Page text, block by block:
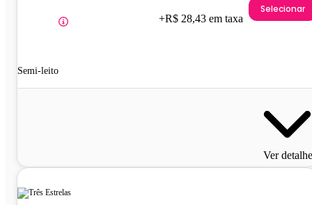
Semi-leito
+R$ 28,43 em taxa
Selecionar
Ver